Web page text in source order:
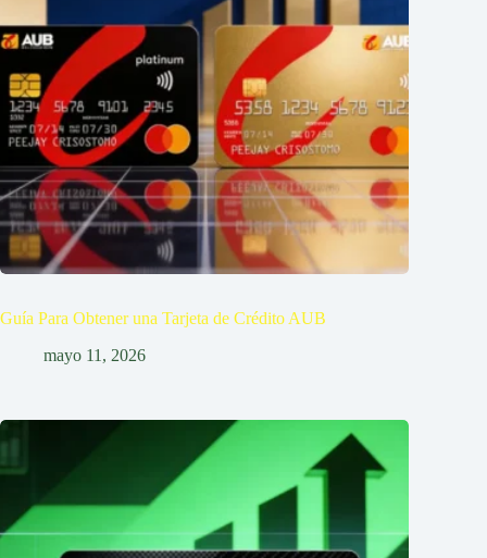
Guía Para Obtener una Tarjeta de Crédito AUB
mayo 11, 2026